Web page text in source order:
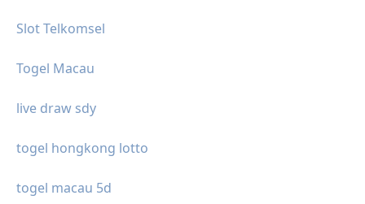
Slot Telkomsel
Togel Macau
live draw sdy
togel hongkong lotto
togel macau 5d